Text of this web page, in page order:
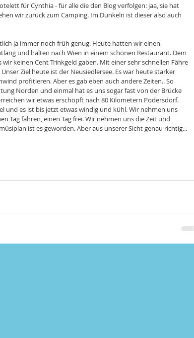
für Cynthia - für alle die den Blog verfolgen: jaa, sie hat
wir zurück zum Camping. Im Dunkeln ist dieser also auch
ja immer noch früh genug. Heute hatten wir einen
und halten nach Wien in einem schönen Restaurant. Dem
keinen Cent Trinkgeld gaben. Mit einer sehr schnellen Fähre
Ziel heute ist der Neusiedlersee. Es war heute starker
profitieren. Aber es gab eben auch andere Zeiten.. So
Norden und einmal hat es uns sogar fast von der Brücke
wir etwas erschöpft nach 80 Kilometern Podersdorf.
und es ist bis jetzt etwas windig und kühl. Wir nehmen uns
Tag fahren, einen Tag frei. Wir nehmen uns die Zeit und
ist es geworden. Aber aus unserer Sicht genau richtig...